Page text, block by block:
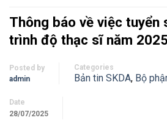
Thông báo về việc tuyển
trình độ thạc sĩ năm
Posted by
admin
Categories
Bản tin SKDA, Bộ
Date
28/07/2025